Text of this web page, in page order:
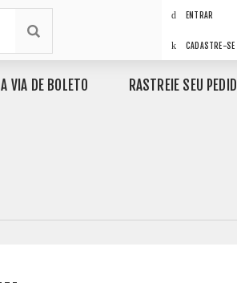
ENTRAR
CADASTRE-SE
VIA DE BOLETO RASTREIE SEU